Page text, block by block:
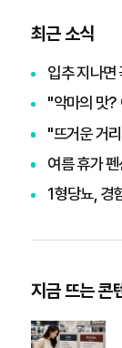
최근 소식
입추 지나면 꼭
"악마의 맛? 아니,
"뜨거운 거리에 방치된 아
여름 휴가 펜션
1형당뇨, 경험
지금 뜨는 콘